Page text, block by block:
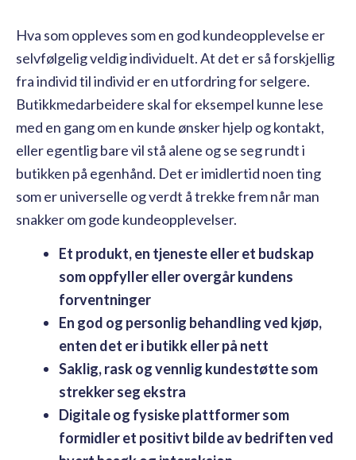
Hva som oppleves som en god kundeopplevelse er
selvfølgelig veldig individuelt. At det er så forskjellig
fra individ til individ er en utfordring for selgere.
Butikkmedarbeidere skal for eksempel kunne lese
med en gang om en kunde ønsker hjelp og kontakt,
eller egentlig bare vil stå alene og se seg rundt i
butikken på egenhånd. Det er imidlertid noen ting
som er universelle og verdt å trekke frem når man
snakker om gode kundeopplevelser.
Et produkt, en tjeneste eller et budskap
som oppfyller eller overgår kundens
forventninger
En god og personlig behandling ved kjøp,
enten det er i butikk eller på nett
Saklig, rask og vennlig kundestøtte som
strekker seg ekstra
Digitale og fysiske plattformer som
formidler et positivt bilde av bedriften ved